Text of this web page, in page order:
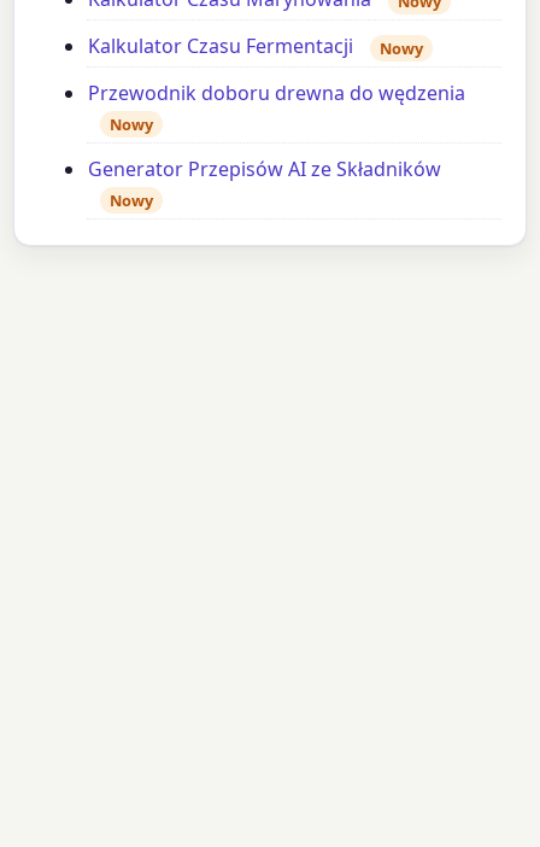
Kalkulator Czasu Fermentacji Nowy
Przewodnik doboru drewna do wędzenia
Nowy
Generator Przepisów AI ze Składników
Nowy